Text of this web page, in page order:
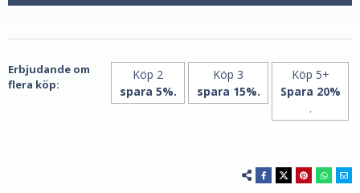
Plus
kalcium
Vitasunn
B6
av
Erbjudande om
flera köp:
Köp 2
spara 5%.
Köp 3
spara 15%.
Köp 5+
Spara 20%
.